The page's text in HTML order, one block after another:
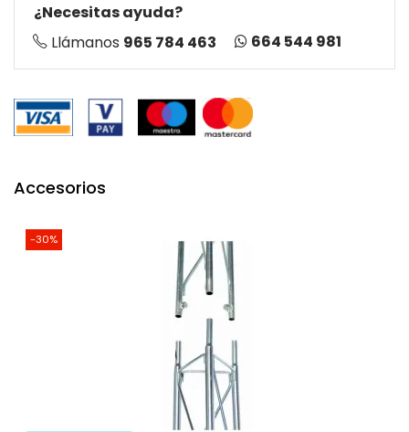
¿Necesitas ayuda?
Llámanos 965 784 463 664 544 981
Accesorios
-30%